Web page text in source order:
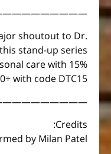
shoutout to Dr.
stand-up series
care with 15%
with code DTC15
Credits:
by Milan Patel